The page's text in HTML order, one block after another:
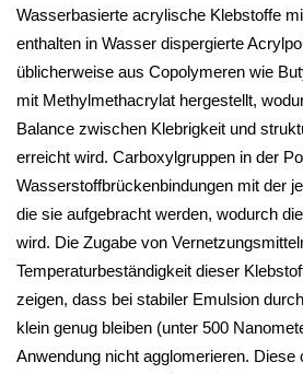
Wasserbasierte acrylische Klebstoffe
enthalten in Wasser dispergierte
üblicherweise aus Copolymeren wie
mit Methylmethacrylat hergestellt,
Balance zwischen Klebrigkeit und
erreicht wird. Carboxylgruppen in der
Wasserstoffbrückenbindungen mit der
die sie aufgebracht werden, wodurch
wird. Die Zugabe von
Temperaturbeständigkeit dieser
zeigen, dass bei stabiler Emulsion
klein genug bleiben (unter 500
Anwendung nicht agglomerieren. Diese